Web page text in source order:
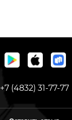
+7 (4832) 31-77-77